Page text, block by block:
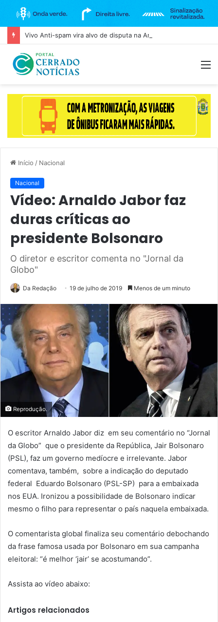
Início / Nacional
Nacional
Vídeo: Arnaldo Jabor faz
duras críticas ao
presidente Bolsonaro
O diretor e escritor comenta no "Jornal da
Globo"
Da Redação 19 de julho de 2019 Menos de um minuto
Reprodução.
O escritor Arnaldo Jabor diz em seu comentário no “Jornal
da Globo” que o presidente da República, Jair Bolsonaro
(PSL), faz um governo medíocre e irrelevante. Jabor
comentava, também, sobre a indicação do deputado
federal Eduardo Bolsonaro (PSL-SP) para a embaixada
nos EUA. Ironizou a possibilidade de Bolsonaro indicar
mesmo o filho para representar o país naquela embaixada.
O comentarista global finaliza seu comentário debochando
da frase famosa usada por Bolsonaro em sua campanha
eleitoral: “é melhor ‘jair’ se acostumando”.
Assista ao vídeo abaixo:
Artigos relacionados